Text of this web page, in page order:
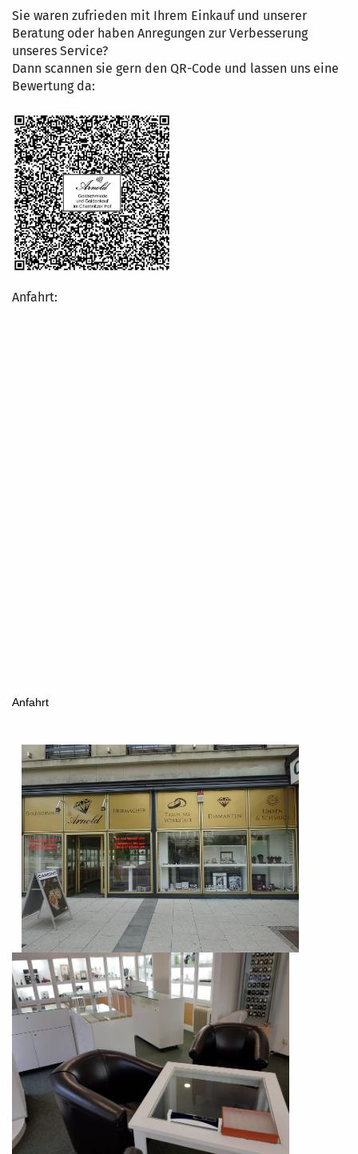
Sie waren zufrieden mit Ihrem Einkauf und unserer
Beratung oder haben Anregungen zur Verbesserung
unseres Service?
Dann scannen sie gern den QR-Code und lassen uns eine
Bewertung da:
Anfahrt:
Anfahrt